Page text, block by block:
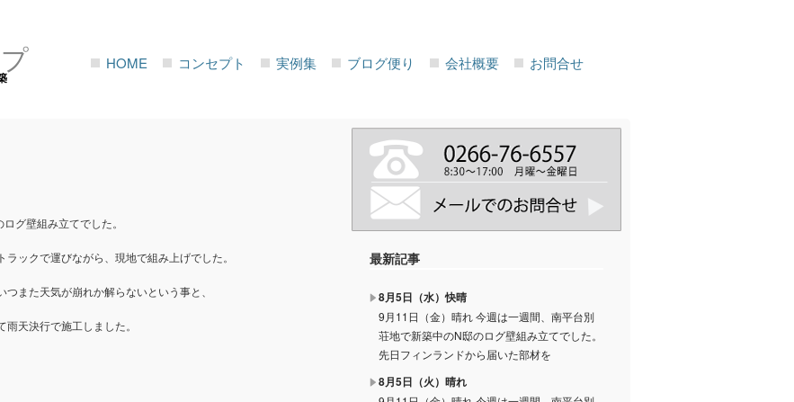
HOME コンセプト 実例集 ブログ便り 会社概要 お問合せ
グ壁組み立てでした。
ックで運びながら、現地で組み上げでした。
また天気が崩れか解らないという事と、
天決行で施工しました。
最新記事
8月5日（水）快晴
9月11日（金）晴れ 今週は一週間、南平台別
荘地で新築中のN邸のログ壁組み立てでした。
先日フィンランドから届いた部材を
8月5日（火）晴れ